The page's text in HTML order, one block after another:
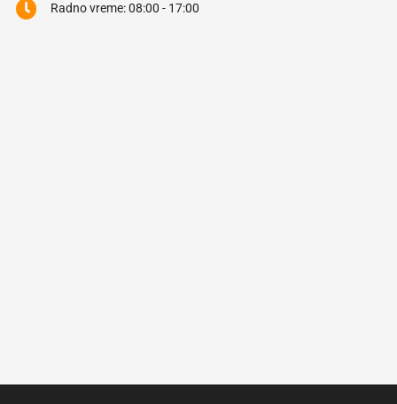
Radno vreme: 08:00 - 17:00